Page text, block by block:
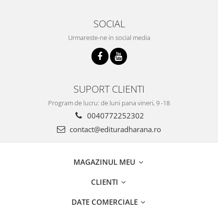
SOCIAL
Urmareste-ne in social media
SUPORT CLIENTI
Program de lucru: de luni pana vineri, 9 -18
0040772252302
contact@edituradharana.ro
MAGAZINUL MEU
CLIENTI
DATE COMERCIALE